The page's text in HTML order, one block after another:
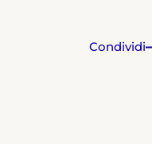
Condividi